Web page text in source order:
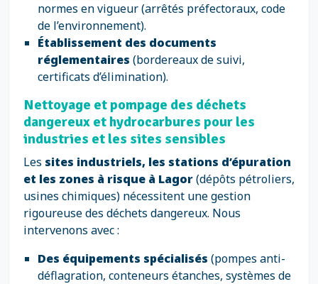
normes en vigueur (arrêtés préfectoraux, code
de l’environnement).
Établissement des documents
réglementaires (bordereaux de suivi,
certificats d’élimination).
Nettoyage et pompage des déchets
dangereux et hydrocarbures pour les
industries et les sites sensibles
Les sites industriels, les stations d’épuration
et les zones à risque à Lagor(dépôts pétroliers,
usines chimiques) nécessitent une gestion
rigoureuse des déchets dangereux. Nous
intervenons avec :
Des équipements spécialisés (pompes anti-
déflagration, conteneurs étanches, systèmes de